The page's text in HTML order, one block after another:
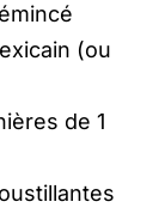
(ou
de 1